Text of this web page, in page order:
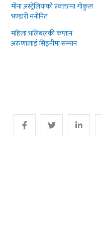
मोना अस्ट्रेलियाको प्रवक्तामा गोकुल
भण्डारी मनोनित
महिला भलिबलकी कप्तान
अरुणालाई सिड्नीमा सम्मान